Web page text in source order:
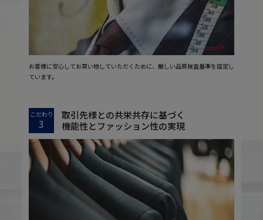
お客様に安心してお買い物していただくために、厳しい品質検査基準を設定し
ています。
こだわり
3
取引先様との共栄共存に基づく
機能性とファッション性の実現